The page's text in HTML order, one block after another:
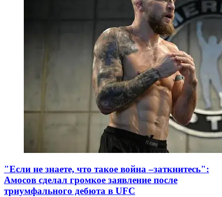
"Если не знаете, что такое война –заткнитесь":
Амосов сделал громкое заявление после
триумфального дебюта в UFC